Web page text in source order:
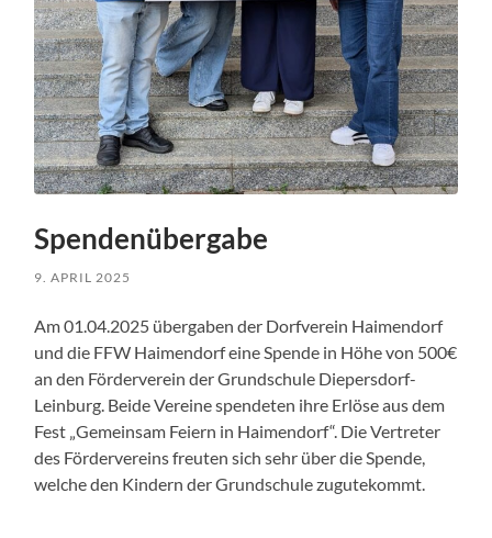
Spendenübergabe
9. APRIL 2025
Am 01.04.2025 übergaben der Dorfverein Haimendorf
und die FFW Haimendorf eine Spende in Höhe von 500€
an den Förderverein der Grundschule Diepersdorf-
Leinburg. Beide Vereine spendeten ihre Erlöse aus dem
Fest „Gemeinsam Feiern in Haimendorf“. Die Vertreter
des Fördervereins freuten sich sehr über die Spende,
welche den Kindern der Grundschule zugutekommt.